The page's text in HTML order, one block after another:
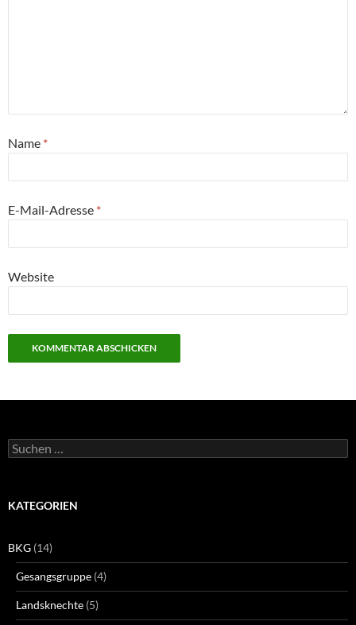
Name *
E-Mail-Adresse *
Website
Suchen
nach:
KATEGORIEN
BKG (14)
Gesangsgruppe (4)
Landsknechte (5)